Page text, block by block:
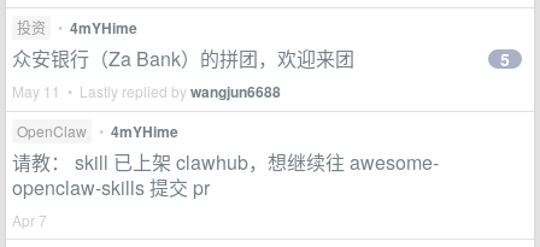
投资 • 4mYHime
众安银行（Za Bank）的拼团，欢迎来团
May 11 • Lastly replied bywangjun6688
5
OpenClaw • 4mYHime
请教： skill 已上架 clawhub，想继续往 awesome-
openclaw-skills 提交 pr
Apr 7